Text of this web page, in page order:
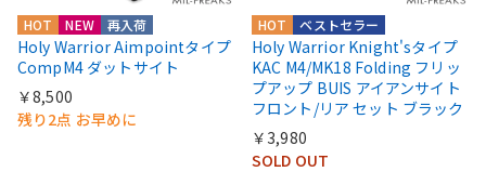
HOT NEW 再入荷
Holy Warrior Aimpointタイプ
CompM4 ダットサイト
￥8,500
残り2点 お早めに
HOT ベストセラー
Holy Warrior Knight'sタイプ
KAC M4/MK18 Folding フリッ
プアップ BUIS アイアンサイト
フロント/リア セット ブラック
￥3,980
SOLD OUT